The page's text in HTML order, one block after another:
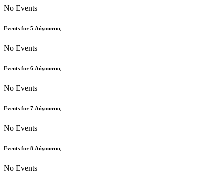
No Events
Events for 5 Αύγουστος
No Events
Events for 6 Αύγουστος
No Events
Events for 7 Αύγουστος
No Events
Events for 8 Αύγουστος
No Events